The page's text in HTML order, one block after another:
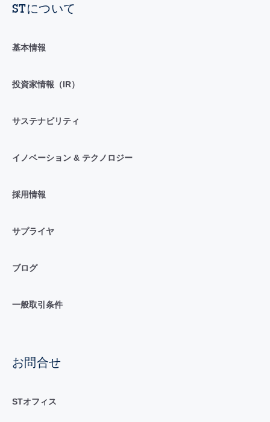
STについて
基本情報
投資家情報（IR）
サステナビリティ
イノベーション & テクノロジー
採用情報
サプライヤ
ブログ
一般取引条件
お問合せ
STオフィス